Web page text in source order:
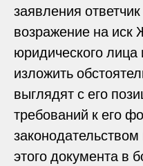
заявления
возражение на иск
юридического лица
изложить
выглядят с его
требований к его
этого документа в